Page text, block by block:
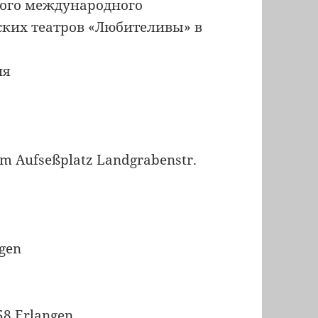
международного
театров «Любителивы» в
Aufseßplatz Landgrabenstr.